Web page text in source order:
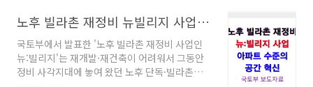
후 실행 버튼만 클릭하면 선택한 저장 경로에 기
본정보는..
주택의 특징 및 입주 요건 등전세 보증금 반환 문
택은 전세금 반환을 보증해 해주는데요, 그것도
낮은 보증료를 적용하고, 신청 과정도 온라인으
로 하기 때문에 편리합니다. Hug 든든전세주택
노후 빌라촌 재정비 뉴빌리지 사업으로 아파트 수준의 공간 제공
국토부에서 발표한 '노후 빌라촌 재정비 사업인
뉴:빌리지'는 재개발·재건축이 어려워서 그동안
정비 사각지대에 놓여 왔던 노후 단독·빌라촌을